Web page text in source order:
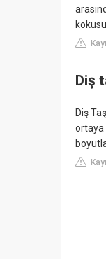
Diş
Diş
ortaya